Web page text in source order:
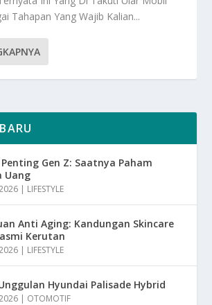
Tahapan Yang Wajib Kalian...
Gen Z: Saatnya Paham
Uang
| LIFESTYLE
Anti Aging: Kandungan Skincare
Kerutan
| LIFESTYLE
Hyundai Palisade Hybrid
| OTOMOTIF